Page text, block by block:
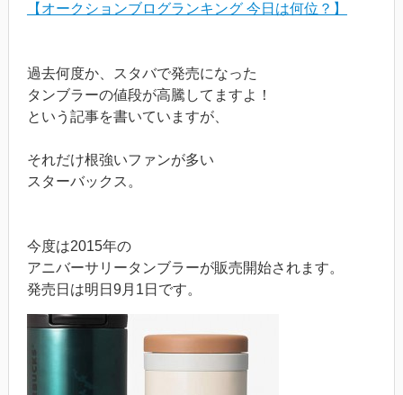
【オークションブログランキング 今日は何位？】
過去何度か、スタバで発売になった
タンブラーの値段が高騰してますよ！
という記事を書いていますが、
それだけ根強いファンが多い
スターバックス。
今度は2015年の
アニバーサリータンブラーが販売開始されます。
発売日は明日9月1日です。